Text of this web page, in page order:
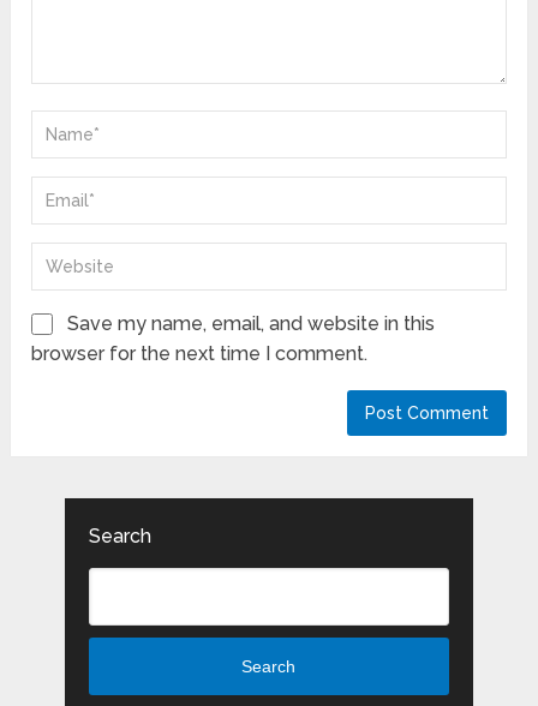
Save my name, email, and website in this
browser for the next time I comment.
Search
Search